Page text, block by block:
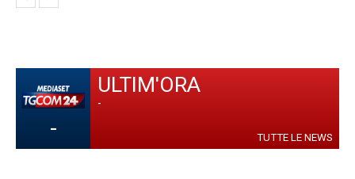
-
ULTIM'ORA
-
TUTTE LE NEWS